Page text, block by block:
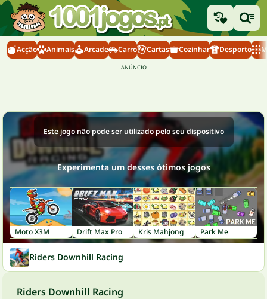
Acção Animais Arcade Carro Cartas Cozinhar Desporto
Este jogo não pode ser utilizado pelo seu dispositivo
Experimenta um desses ótimos jogos
Moto X3M Drift Max Pro Kris Mahjong Park Me
Riders Downhill Racing
Riders Downhill Racing